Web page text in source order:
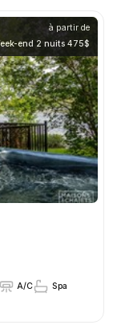
à partir de
end 2 nuits 475$
A/C
Spa